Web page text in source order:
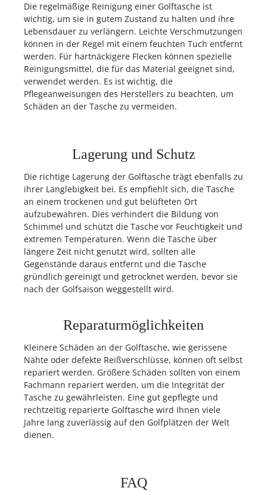
Die regelmäßige Reinigung einer Golftasche ist
wichtig, um sie in gutem Zustand zu halten und ihre
Lebensdauer zu verlängern. Leichte Verschmutzungen
können in der Regel mit einem feuchten Tuch entfernt
werden. Für hartnäckigere Flecken können spezielle
Reinigungsmittel, die für das Material geeignet sind,
verwendet werden. Es ist wichtig, die
Pflegeanweisungen des Herstellers zu beachten, um
Schäden an der Tasche zu vermeiden.
Lagerung und Schutz
Die richtige Lagerung der Golftasche trägt ebenfalls zu
ihrer Langlebigkeit bei. Es empfiehlt sich, die Tasche
an einem trockenen und gut belüfteten Ort
aufzubewahren. Dies verhindert die Bildung von
Schimmel und schützt die Tasche vor Feuchtigkeit und
extremen Temperaturen. Wenn die Tasche über
längere Zeit nicht genutzt wird, sollten alle
Gegenstände daraus entfernt und die Tasche
gründlich gereinigt und getrocknet werden, bevor sie
nach der Golfsaison weggestellt wird.
Reparaturmöglichkeiten
Kleinere Schäden an der Golftasche, wie gerissene
Nähte oder defekte Reißverschlüsse, können oft selbst
repariert werden. Größere Schäden sollten von einem
Fachmann repariert werden, um die Integrität der
Tasche zu gewährleisten. Eine gut gepflegte und
rechtzeitig reparierte Golftasche wird Ihnen viele
Jahre lang zuverlässig auf den Golfplätzen der Welt
dienen.
FAQ